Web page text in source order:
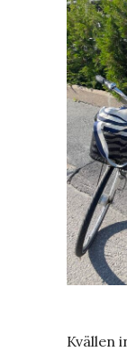
Kvällen